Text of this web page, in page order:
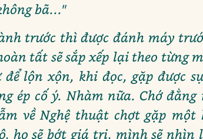
bã..."
trước thì được đánh máy
tất sẽ sắp xếp lại theo từng
lộn xộn, khi đọc, gặp được
ép cố ý. Nhàm nữa. Chớ
về Nghệ thuật chợt gặp một
họ sẽ bớt giá trị, mình sẽ nhìn